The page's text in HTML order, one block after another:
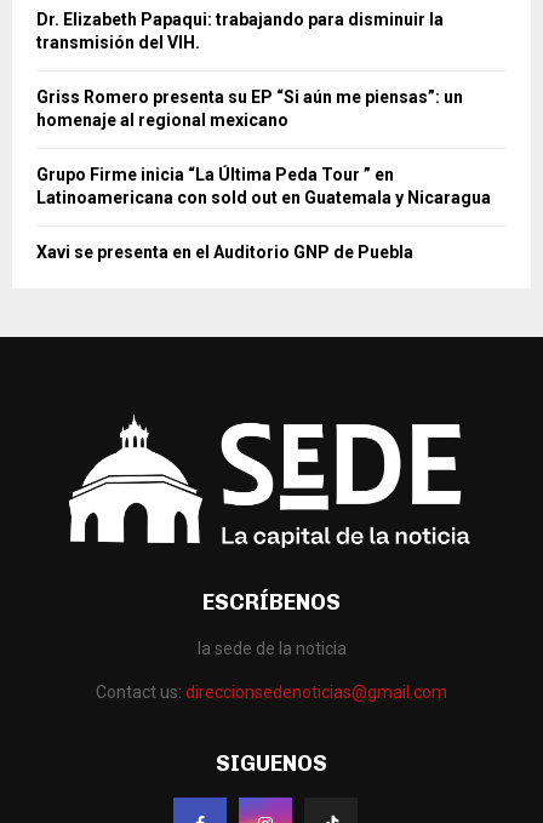
Dr. Elizabeth Papaqui: trabajando para disminuir la
transmisión del VIH.
Griss Romero presenta su EP “Si aún me piensas”: un
homenaje al regional mexicano
Grupo Firme inicia “La Última Peda Tour ” en
Latinoamericana con sold out en Guatemala y Nicaragua
Xavi se presenta en el Auditorio GNP de Puebla
ESCRÍBENOS
la sede de la noticia
Contact us: direccionsedenoticias@gmail.com
SIGUENOS